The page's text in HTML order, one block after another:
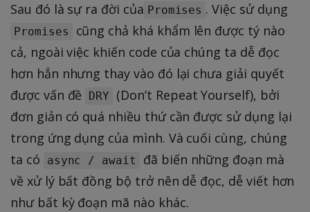
Sau đó là sự ra đời của Promises . Việc sử dụng
Promises
cũng chả khá khẩm lên được tý nào
cả, ngoài việc khiến code của chúng ta dễ đọc
hơn hẳn nhưng thay vào đó lại chưa giải quyết
được vấn đề
DRY
(Don’t Repeat Yourself), bởi
đơn giản có quá nhiều thứ cần được sử dụng lại
trong ứng dụng của mình. Và cuối cùng, chúng
ta có
async / await
đã biến những đoạn mà
về xử lý bất đồng bộ trở nên dễ đọc, dễ viết hơn
như bất kỳ đoạn mã nào khác.